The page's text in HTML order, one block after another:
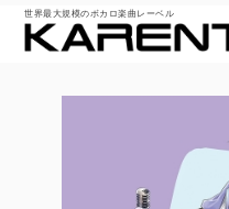
世界最大規模のボカロ楽曲レーベル